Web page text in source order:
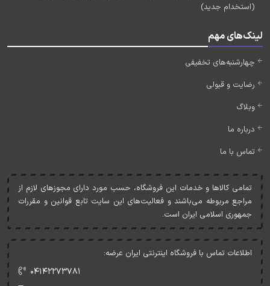
(استخدام جدید)
لینک‌های مهم
چهارشنبه‌های تخفیفی
رضایت و قبولی
وبلاگ
درباره ما
تماس با ما
تمامی کالاها و خدمات اين فروشگاه، حسب مورد دارای مجوزهای لازم از
مراجع مربوطه می‌باشند و فعاليت‌های اين سايت تابع قوانين و مقررات
جمهوری اسلامی ايران است.
اطلاعات تماس با فروشگاه اینترنتی ایران عرضه:
۰۴۱۴۲۲۷۳۷۸۱